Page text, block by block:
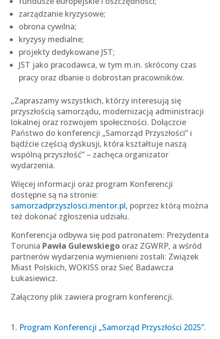
zarządzanie kryzysowe;
obrona cywilna;
kryzysy medialne;
projekty dedykowane JST;
JST jako pracodawca, w tym m.in. skrócony czas
pracy oraz dbanie o dobrostan pracowników.
„Zapraszamy wszystkich, którzy interesują się
przyszłością samorządu, modernizacją administracji
lokalnej oraz rozwojem społeczności. Dołączcie
Państwo do konferencji „Samorząd Przyszłości” i
bądźcie częścią dyskusji, która kształtuje naszą
wspólną przyszłość” – zachęca organizator
wydarzenia.
Więcej informacji oraz program Konferencji
dostępne są na stronie:
samorzadprzyszlosci.mentor.pl, poprzez którą można
też dokonać zgłoszenia udziału.
Konferencja odbywa się pod patronatem: Prezydenta
Torunia Pawła Gulewskiego oraz ZGWRP, a wśród
partnerów wydarzenia wymienieni zostali: Związek
Miast Polskich, WOKISS oraz Sieć Badawcza
Łukasiewicz.
Załączony plik zawiera program konferencji.
Program Konferencji „Samorząd Przyszłości 2025”.